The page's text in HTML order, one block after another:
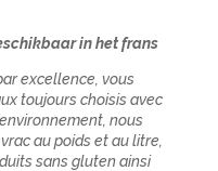
in het frans
excellence, vous
toujours choisis avec
nous
au poids et au litre,
sans gluten ainsi